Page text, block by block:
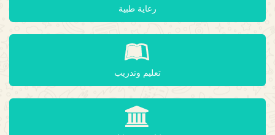
رعاية طبية
تعليم وتدريب